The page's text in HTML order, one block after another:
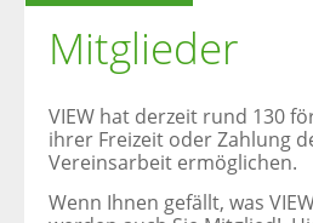
Mitglieder
VIEW hat derzeit rund 130
ihrer Freizeit oder Zahlung
Vereinsarbeit ermöglichen.
Wenn Ihnen gefällt, was